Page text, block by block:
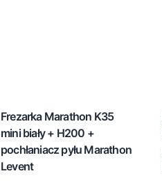
Frezarka Marathon K35
mini biały + H200 +
pochłaniacz pyłu Marathon
Levent